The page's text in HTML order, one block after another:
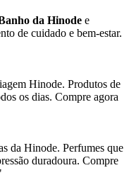
da Hinode e
de cuidado e bem-estar.
Hinode. Produtos de
os dias. Compre agora
da Hinode. Perfumes que
duradoura. Compre